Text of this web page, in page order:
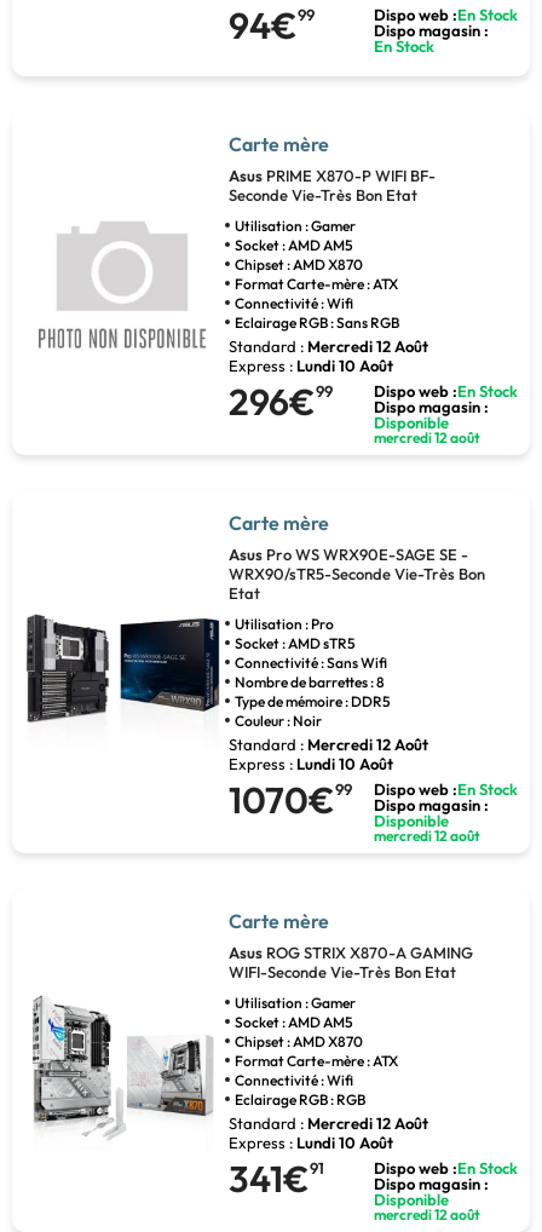
94€99 Dispo web :En Stock
Dispo magasin :
En Stock
Carte mère
Asus PRIME X870-P WIFI BF-
Seconde Vie-Très Bon Etat
Utilisation : Gamer
Socket : AMD AM5
Chipset : AMD X870
Format Carte-mère : ATX
Connectivité : Wifi
Eclairage RGB : Sans RGB
Standard : Mercredi 12 Août
Express : Lundi 10 Août
296€99 Dispo web :En Stock
Dispo magasin :
Disponible
mercredi 12 août
Carte mère
Asus Pro WS WRX90E-SAGE SE -
WRX90/sTR5-Seconde Vie-Très Bon
Etat
Utilisation : Pro
Socket : AMD sTR5
Connectivité : Sans Wifi
Nombre de barrettes : 8
Type de mémoire : DDR5
Couleur : Noir
Standard : Mercredi 12 Août
Express : Lundi 10 Août
1070€99 Dispo web :En Stock
Dispo magasin :
Disponible
mercredi 12 août
Carte mère
Asus ROG STRIX X870-A GAMING
WIFI-Seconde Vie-Très Bon Etat
Utilisation : Gamer
Socket : AMD AM5
Chipset : AMD X870
Format Carte-mère : ATX
Connectivité : Wifi
Eclairage RGB : RGB
Standard : Mercredi 12 Août
Express : Lundi 10 Août
341€91 Dispo web :En Stock
Dispo magasin :
Disponible
mercredi 12 août